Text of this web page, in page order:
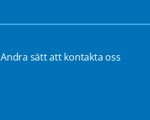
Andra sätt att kontakta oss